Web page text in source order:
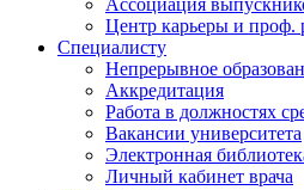
Центр карьеры и проф.
Специалисту
Непрерывное
Аккредитация
Работа в должностях
Вакансии университета
Электронная
Личный кабинет врача